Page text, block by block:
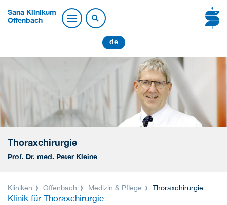
Sana Klinikum
Offenbach
de
Thoraxchirurgie
Prof. Dr. med. Peter Kleine
Kliniken Offenbach Medizin & Pflege Thoraxchirurgie
Klinik für Thoraxchirurgie